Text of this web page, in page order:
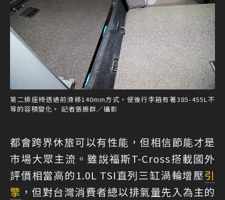
第二排座椅透過前滑移140mm方式，使後行李箱有著385-455L不
等的容積變化。 記者張振群／攝影
都會跨界休旅可以有性能，但相信節能才是
市場大眾主流。雖說福斯T-Cross搭載國外
評價相當高的1.0L TSI直列三缸渦輪增壓引
擎 ，但對台灣消費者總以排氣量先入為主的